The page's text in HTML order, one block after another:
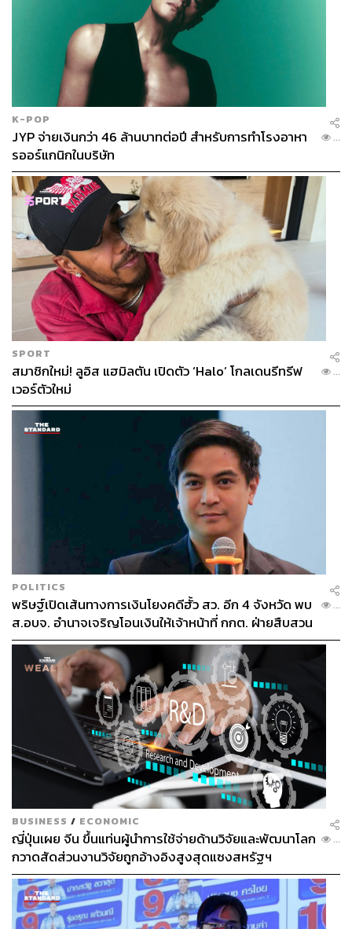
กระแสข่าวรายงานว่า สปอตไลต์ที่น่าสนใจคือแนวรบด้านซา
ปอริซเซีย ซึ่งเป็นแนวรบที่ยูเครนเตรียมการรุกต่อไปยังไคร
เมีย โดยกำลังพลที่เข้าร่วมในครั้งนี้ก็เป็นผู้ที่ถูกฝึกจาก NATO
ด้วย รวมถึงมียานเกราะดาวเด่นอย่างรถถัง Leopard 2 และ
Challenger 2 เข้าร่วมด้วย ขณะที่รัสเซียก็กำลังจัดตั้งแนวรับ
หลายชั้นรออยู่ภายในเส้น Surovikin Line ขุดสนามเพลาะทำ
ทุ่งกับระเบิด ทั้งยูเครนและพี่ใหญ่ตะวันตกต่างหมายมั่นปั้นมือ
ว่าจุดนี้จะเป็นจุดเปลี่ยนของสงครามครั้งใหญ่
ก็ต้องดูกันต่อไปว่ารัสเซียจะเริ่มรุกอย่างจริงจังเมื่อไร
เนื่องจากอีกปัจจัยที่สำคัญคือสภาพอากาศ ตราบใดที่ยังไม่พ้น
สภาพ ‘รัสปูติตซา’ หรือ ‘สภาพที่หิมะละลายเละเป็นโคลน’ ก็
จะยังเป็นอุปสรรคต่อการเคลื่อนกำลังต่อทุกฝ่าย
แต่ก็ไม่แน่ว่าอาจมีเซอร์ไพรส์อะไรแฟนคลับอีกหรือไม่
เพราะในวันที่ 15-17 มีนาคม 2024 จะมีการเลือกตั้ง
ประธานาธิบดีรัสเซีย เป็นธรรมดาที่ประธานาธิบดีปูตินอาจ
ต้องมีผลสำเร็จที่เป็นรูปธรรมบางอย่างมาโชว์ประชาชน เพื่อ
สร้างความชอบธรรมให้ตนเองได้รับเลือกเป็นผู้นำรัสเซียต่อ
อีกสมัย นอกจากการให้สัมภาษณ์สื่อเมื่อ 2 สัปดาห์ที่แล้วที่
ประธานาธิบดีปูตินตอบคำถามสื่อก็สามารถโชว์ผลงานและ
ให้คำมั่นได้แบบไม่ตายไมค์ว่า ที่ผ่านมาอัตราว่างงานเหลือ
เพียง 2.9% ต่ำสุดในประวัติศาสตร์รัสเซีย ขณะที่ GDP คาด
ว่าจะเติบโตขึ้น 3.5% จะมีการปรับค่าแรงขั้นต่ำเป็น 18% เริ่ม
ทันทีในวันที่ 1 มกราคม 2024 โดยค่าจ้างจริงทั่วประเทศจะ
เพิ่มขึ้น 8% พร้อมทั้งรับประกันว่าความมั่นคงทางอาหารของ
ประเทศแข็งแกร่งพอเพียงต่อความต้องการคนในประเทศ
แน่นอน รวมถึงรับประกันว่ารัสเซียจะพัฒนาอย่างยั่งยืน
เพราะเดินมาถึงระดับกลางของแผนแล้ว
ปีนี้แคมเปญเลือกตั้งรัสเซียมาในลักษณะใช้อักษร V เป็น
สโลแกนซึ่งส่วนตัว ผู้เขียนเองมองว่าสะท้อนถึงคำว่า Victory
ในภาษาอังกฤษที่อาจมีความหมายเชื่อมโยงกับชัยชนะในทุก
มิติหรือไม่ รวมไปถึงสถานการณ์การรบในยูเครน ซึ่งน่า
สนใจและน่าติดตามเป็นอย่างยิ่ง
K-POP
JYP จ่ายเงินกว่า 46 ล้านบาทต่อปี สำหรับการทำโรงอาหา
รออร์แกนิกในบริษัท
...
SPORT
สมาชิกใหม่! ลูอิส แฮมิลตัน เปิดตัว ‘Halo’ โกลเดนรีทรีฟ
เวอร์ตัวใหม่
...
POLITICS
พริษฐ์เปิดเส้นทางการเงินโยงคดีฮั้ว สว. อีก 4 จังหวัด พบ
ส.อบจ. อำนาจเจริญโอนเงินให้เจ้าหน้าที่ กกต. ฝ่ายสืบสวน
...
BUSINESS / ECONOMIC
ญี่ปุ่นเผย จีน ขึ้นแท่นผู้นำการใช้จ่ายด้านวิจัยและพัฒนาโลก
กวาดสัดส่วนงานวิจัยถูกอ้างอิงสูงสุดแซงสหรัฐฯ
...